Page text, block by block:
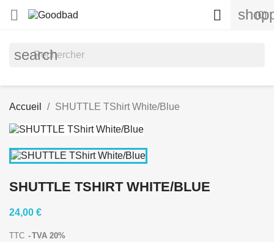
 (0)

search
Accueil SHUTTLE TShirt White/Blue
SHUTTLE TSHIRT WHITE/BLUE
24,00 €
TTC TVA 20%